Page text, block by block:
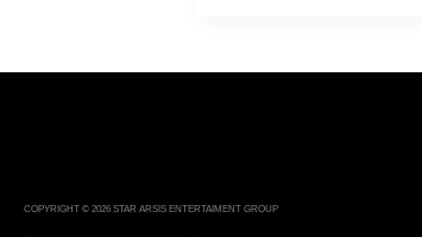
COPYRIGHT © 2026 STAR ARSIS ENTERTAIMENT GROUP